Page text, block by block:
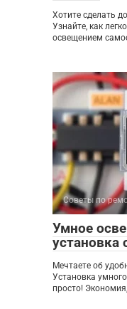
Хотите сделать
Узнайте, как
освещением
Советы по
Умное
установка
Мечтаете об
Установка
просто! Экономия,